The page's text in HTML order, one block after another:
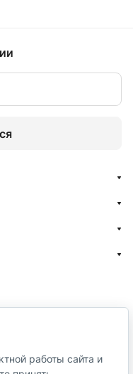
работы сайта и